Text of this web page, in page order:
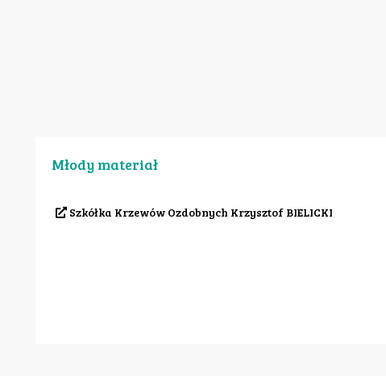
Młody materiał
Szkółka Krzewów Ozdobnych Krzysztof BIELICKI